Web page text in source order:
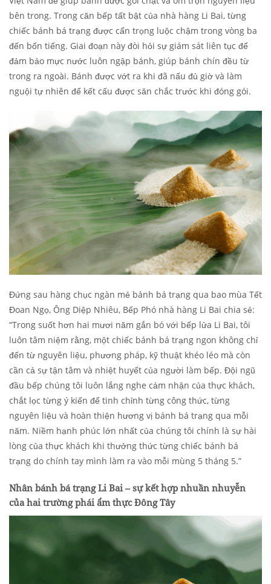
bên trong. Trong căn bếp tất bật của nhà hàng Li Bai, từng
chiếc bánh bá trạng được cẩn trọng luộc chậm trong vòng ba
đến bốn tiếng. Giai đoạn này đòi hỏi sự giám sát liên tục để
đảm bảo mực nước luôn ngập bánh, giúp bánh chín đều từ
trong ra ngoài. Bánh được vớt ra khi đã nấu đủ giờ và làm
nguội tự nhiên để kết cấu được săn chắc trước khi đóng gói.
Đứng sau hàng chục ngàn mẻ bánh bá trạng qua bao mùa Tết
Đoan Ngọ, Ông Diệp Nhiêu, Bếp Phó nhà hàng Li Bai chia sẻ:
“Trong suốt hơn hai mươi năm gắn bó với bếp lửa Li Bai, tôi
luôn tâm niệm rằng, một chiếc bánh bá trạng ngon không chỉ
đến từ nguyên liệu, phương pháp, kỹ thuật khéo léo mà còn
cần cả sự tận tâm và nhiệt huyết của người làm bếp. Đội ngũ
đầu bếp chúng tôi luôn lắng nghe cảm nhận của thực khách,
chắt lọc từng ý kiến để tinh chỉnh từng công thức, từng
nguyên liệu và hoàn thiện hương vị bánh bá trạng qua mỗi
năm. Niềm hạnh phúc lớn nhất của chúng tôi chính là sự hài
lòng của thực khách khi thưởng thức từng chiếc bánh bá
trạng do chính tay mình làm ra vào mỗi mùng 5 tháng 5.”
Nhân bánh bá trạng Li Bai – sự kết hợp nhuần nhuyễn
của hai trường phái ẩm thực Đông Tây